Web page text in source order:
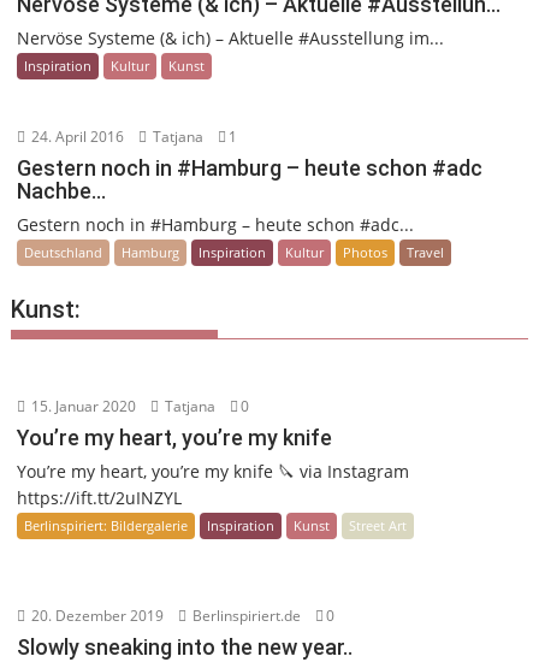
Nervöse Systeme (& ich) – Aktuelle #Ausstellung im...
Inspiration Kultur Kunst
24. April 2016 Tatjana 1
Gestern noch in #Hamburg – heute schon #adc
Nachbe…
Gestern noch in #Hamburg – heute schon #adc...
Deutschland Hamburg Inspiration Kultur Photos Travel
Kunst:
15. Januar 2020 Tatjana 0
You’re my heart, you’re my knife
You’re my heart, you’re my knife 🔪 via Instagram
https://ift.tt/2uINZYL
Berlinspiriert: Bildergalerie Inspiration Kunst Street Art
20. Dezember 2019 Berlinspiriert.de 0
Slowly sneaking into the new year..